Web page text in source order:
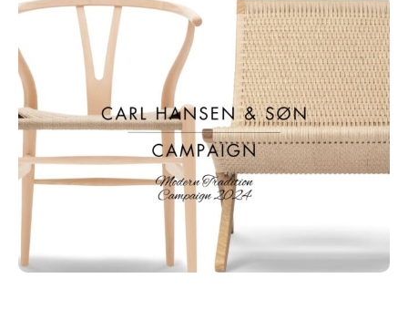
フラッグシップストア
0965-52-0323
0965-45-9282